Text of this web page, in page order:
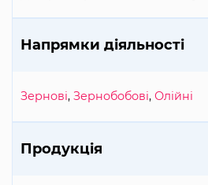
Напрямки діяльності
Зернові, Зернобобові, Олійні
Продукція